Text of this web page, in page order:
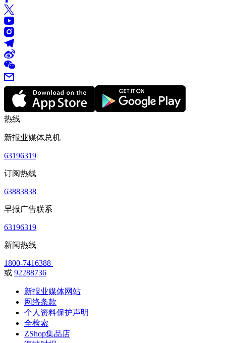
热线
新报业媒体总机
63196319
订阅热线
63883838
早报广告联系
63196319
新闻热线
1800-7416388
或 92288736
新报业媒体网站
网络条款
个人资料保护声明
全检索
ZShop集品店